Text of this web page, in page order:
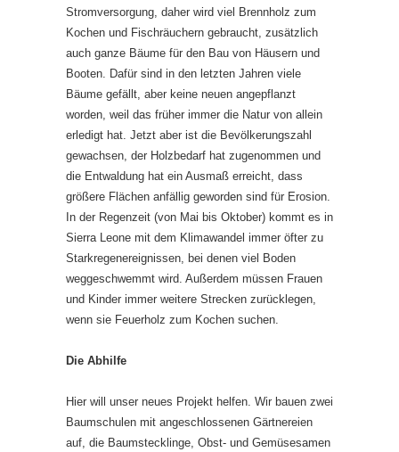
Stromversorgung, daher wird viel Brennholz zum
Kochen und Fischräuchern gebraucht, zusätzlich
auch ganze Bäume für den Bau von Häusern und
Booten. Dafür sind in den letzten Jahren viele
Bäume gefällt, aber keine neuen angepflanzt
worden, weil das früher immer die Natur von allein
erledigt hat. Jetzt aber ist die Bevölkerungszahl
gewachsen, der Holzbedarf hat zugenommen und
die Entwaldung hat ein Ausmaß erreicht, dass
größere Flächen anfällig geworden sind für Erosion.
In der Regenzeit (von Mai bis Oktober) kommt es in
Sierra Leone mit dem Klimawandel immer öfter zu
Starkregenereignissen, bei denen viel Boden
weggeschwemmt wird. Außerdem müssen Frauen
und Kinder immer weitere Strecken zurücklegen,
wenn sie Feuerholz zum Kochen suchen.
Die Abhilfe
Hier will unser neues Projekt helfen. Wir bauen zwei
Baumschulen mit angeschlossenen Gärtnereien
auf, die Baumstecklinge, Obst- und Gemüsesamen